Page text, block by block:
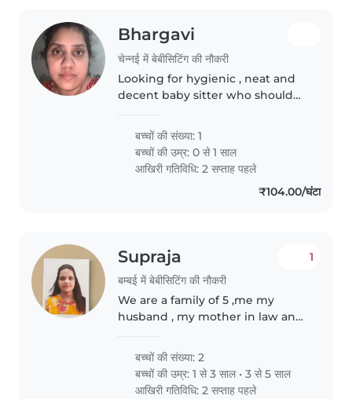
Bhargavi
चेन्नई में बेबीसिटिंग की नौकरी
Looking for hygienic , neat and
decent baby sitter who should
बच्चों की संख्या: 1
बच्चों की उम्र:0 से 1 साल
आखिरी गतिविधि: 2 सप्ताह पहले
₹104.00/घंटा
Supraja
बम्बई में बेबीसिटिंग की नौकरी
1
We are a family of 5 ,me my
husband , my mother in law and
busy working and my mother in
law takes care of kids for now
but she needs support to take
बच्चों की संख्या: 2
बच्चों की उम्र:1 से 3 साल •3 से 5 साल
आखिरी गतिविधि: 2 सप्ताह पहले